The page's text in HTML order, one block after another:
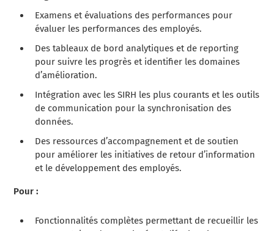
Examens et évaluations des performances pour
évaluer les performances des employés.
Des tableaux de bord analytiques et de reporting
pour suivre les progrès et identifier les domaines
d’amélioration.
Intégration avec les SIRH les plus courants et les outils
de communication pour la synchronisation des
données.
Des ressources d’accompagnement et de soutien
pour améliorer les initiatives de retour d’information
et le développement des employés.
Pour :
Fonctionnalités complètes permettant de recueillir les